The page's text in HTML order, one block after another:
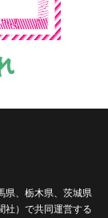
県、栃木県、茨城県
社）で共同運営する